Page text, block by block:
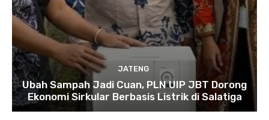
JATENG
Ubah Sampah Jadi Cuan, PLN UIP JBT Dorong
Ekonomi Sirkular Berbasis Listrik di Salatiga